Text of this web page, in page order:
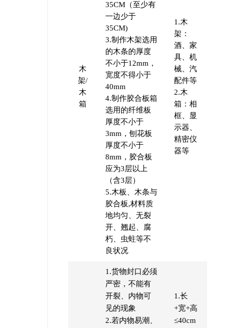
木
架/
木
箱
35CM（至少有
一边少于
35CM)
3.制作木架选用
的木条的厚度
不小于12mm，
宽度不得小于
40mm
4.制作胶合板箱
选用的纤维板
厚度不小于
3mm，刨花板
厚度不小于
8mm，胶合板
应为3层以上
（含3层）
5.木板、木条与
胶合板,材料质
地均匀、无裂
开、翘起、腐
朽、虫蛀等不
良状况
1.木
架：
酒、家
具、机
械、汽
配件等
2.木
箱：相
框、显
示器、
精密仪
器等
1.货物封口必须
严密，不能有
开裂、内物可
见的现象
2.若内物易潮、
1.长
+宽+高
≤40cm